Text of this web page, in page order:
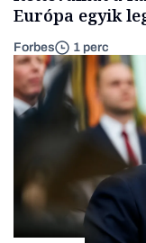
Európa egyik
Forbes 1 perc